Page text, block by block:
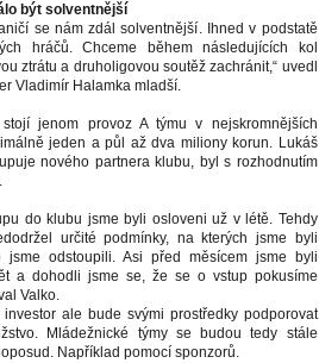
být solventnější
se nám zdál solventnější. Ihned v podstatě
hráčů. Chceme během následujících kol
ztrátu a druholigovou soutěž zachránit,“ uvedl
Vladimír Halamka mladší.
stojí jenom provoz A týmu v nejskromnějších
jeden a půl až dva miliony korun. Lukáš
nového partnera klubu, byl s rozhodnutím
do klubu jsme byli osloveni už v létě. Tehdy
určité podmínky, na kterých jsme byli
jsme odstoupili. Asi před měsícem jsme byli
a dohodli jsme se, že se o vstup pokusíme
Valko.
investor ale bude svými prostředky podporovat
Mládežnické týmy se budou tedy stále
Například pomocí sponzorů.